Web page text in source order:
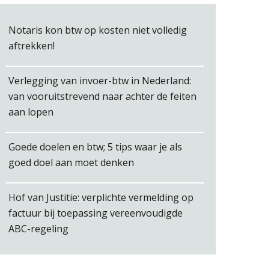
Jan Mooren
Koert van Loon
Notaris kon btw op kosten niet volledig
aftrekken!
Verlegging van invoer-btw in Nederland:
van vooruitstrevend naar achter de feiten
aan lopen
Goede doelen en btw; 5 tips waar je als
goed doel aan moet denken
Hof van Justitie: verplichte vermelding op
factuur bij toepassing vereenvoudigde
ABC-regeling